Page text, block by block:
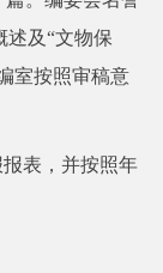
述及“文物保
室按照审稿意
表，并按照年